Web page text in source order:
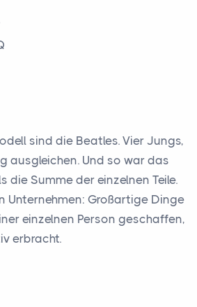
sind die Beatles. Vier Jungs,
ausgleichen. Und so war das
die Summe der einzelnen Teile.
Unternehmen: Großartige Dinge
einzelnen Person geschaffen,
erbracht.